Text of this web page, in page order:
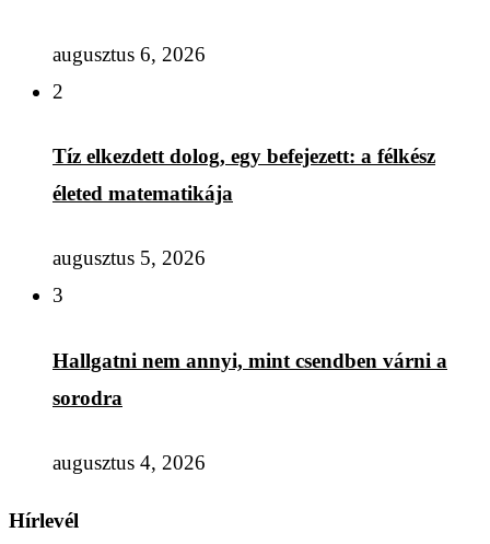
augusztus 6, 2026
2
Tíz elkezdett dolog, egy befejezett: a félkész
életed matematikája
augusztus 5, 2026
3
Hallgatni nem annyi, mint csendben várni a
sorodra
augusztus 4, 2026
Hírlevél